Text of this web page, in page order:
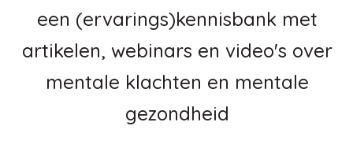
een (ervarings)kennisbank met
artikelen, webinars en video's over
mentale klachten en mentale
gezondheid